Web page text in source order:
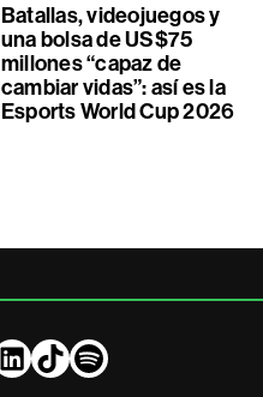
Batallas, videojuegos y
una bolsa de US$75
millones “capaz de
cambiar vidas”: así es la
Esports World Cup 2026